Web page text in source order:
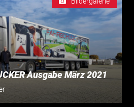
Ausgabe März 2021